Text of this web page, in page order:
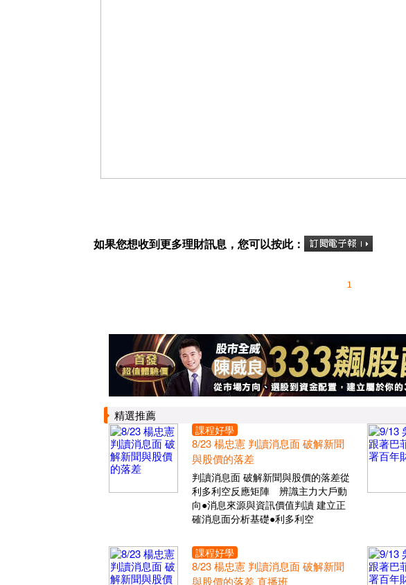
如果您想收到更多理財訊息，您可以按此：
1
精選推薦
課程好學
8/23 楊忠憲 判讀消息面 破解新聞
與股價的落差
判讀消息面 破解新聞與股價的落差從
利多利空反應矩陣 辨識主力大戶動
向●消息來源與資訊價值判讀 建立正
確消息面分析基礎●利多利空
課程好學
8/23 楊忠憲 判讀消息面 破解新聞
與股價的落差 直播班